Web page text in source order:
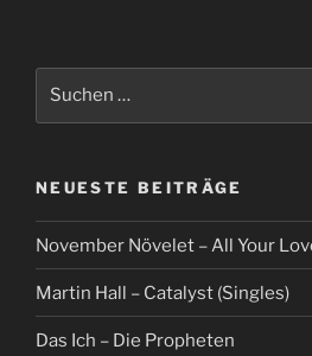
NEUESTE BEITRÄGE
November Növelet – All Your
Martin Hall – Catalyst (Singles)
Das Ich – Die Propheten